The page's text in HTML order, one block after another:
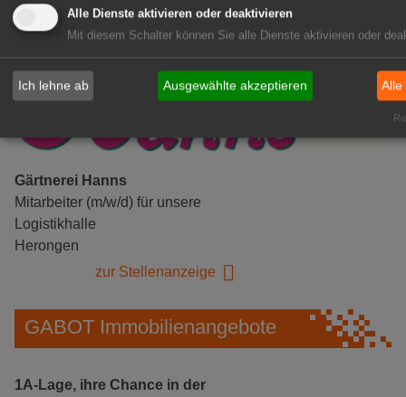
Gärtnerei Hanns
Mitarbeiter (m/w/d) für unsere
Logistikhalle
Herongen
zur Stellenanzeige
GABOT Immobilienangebote
1A-Lage, ihre Chance in der
Alle Dienste aktivieren oder deaktivieren
Mit diesem Schalter können Sie alle Dienste aktivieren oder
Ich lehne ab Ausgewählte akzeptieren Alle